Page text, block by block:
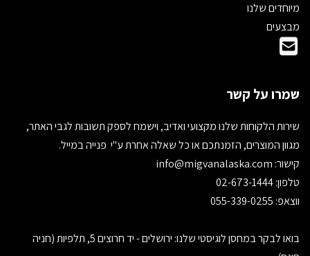
מיוחדים שלנו
מבצעים
שמרו על קשר
שירות הלקוחות שלנו מקצועי ואדיב, וישמח לספק תשובות לגבי האתר,
מגוון המוצרים, הזמנתכם או כל שאלה אחרת ע"י פנייה במייל.
קישור:
טלפון: 02-673-1444
ווצאפ: 055-339-0255
בואו לבקר במחסן לוגיסטי שלנו: ירושלים - יד חרוצים 5, תלפיות (חניה